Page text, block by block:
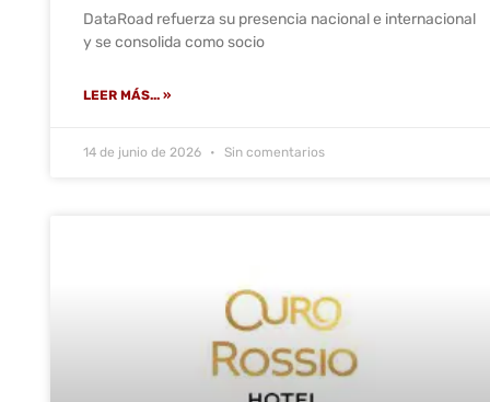
DataRoad refuerza su presencia nacional e internacional
y se consolida como socio
LEER MÁS... »
14 de junio de 2026 Sin comentarios